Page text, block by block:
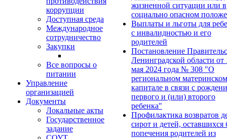
коррупции
Доступная среда
Международное
сотрудничество
Закупки
Все вопросы о
питании
Управление
организацией
Документы
Локальные акты
Государственное
задание
жизненной ситуации или в
социально опасном
Выплаты и льготы для
с инвалидностью и его
родителей
Постановление
Ленинградской области от
мая 2024 года № 308 "О
региональном материнском
капитале в связи с
первого и (или) второго
ребенка"
Профилактика возвратов
сирот и детей, оставшихся
попечения родителей из